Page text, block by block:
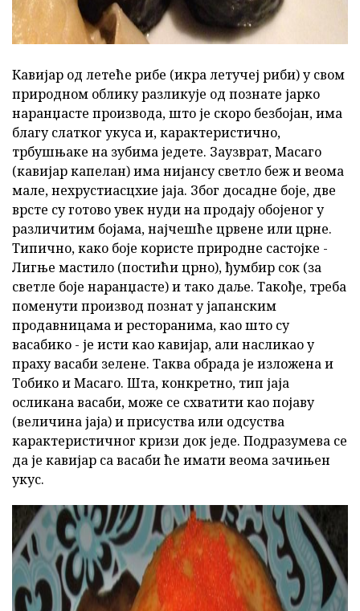
Кавијар од летеће рибе (икра летучеј риби) у свом
природном облику разликује од познате јарко
наранџасте производа, што је скоро безбојан, има
благу слатког укуса и, карактеристично,
трбушњаке на зубима једете. Заузврат, Масаго
(кавијар капелан) има нијансу светло беж и веома
мале, нехрустиасцхие јаја. Због досадне боје, две
врсте су готово увек нуди на продају обојеног у
различитим бојама, најчешће црвене или црне.
Типично, како боје користе природне састојке -
Лигње мастило (постићи црно), ђумбир сок (за
светле боје наранџасте) и тако даље. Такође, треба
поменути производ познат у јапанским
продавницама и ресторанима, као што су
васабико - је исти као кавијар, али насликао у
праху васаби зелене. Таква обрада је изложена и
Тобико и Масаго. Шта, конкретно, тип јаја
осликана васаби, може се схватити као појаву
(величина јаја) и присуства или одсуства
карактеристичног кризи док једе. Подразумева се
да је кавијар са васаби ће имати веома зачињен
укус.